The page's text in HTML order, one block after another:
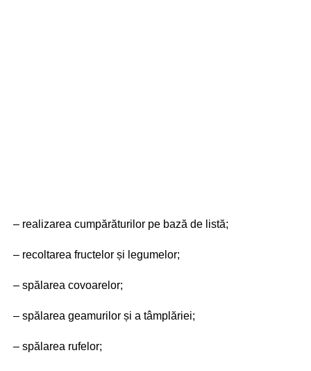
– realizarea cumpărăturilor pe bază de listă;
– recoltarea fructelor și legumelor;
– spălarea covoarelor;
– spălarea geamurilor și a tâmplăriei;
– spălarea rufelor;